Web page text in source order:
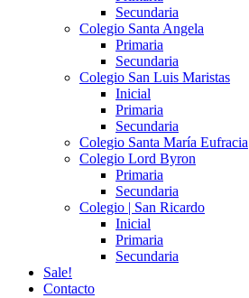
Secundaria
Colegio Santa Angela
Primaria
Secundaria
Colegio San Luis Maristas
Inicial
Primaria
Secundaria
Colegio Santa María Eufracia
Colegio Lord Byron
Primaria
Secundaria
Colegio | San Ricardo
Inicial
Primaria
Secundaria
Sale!
Contacto